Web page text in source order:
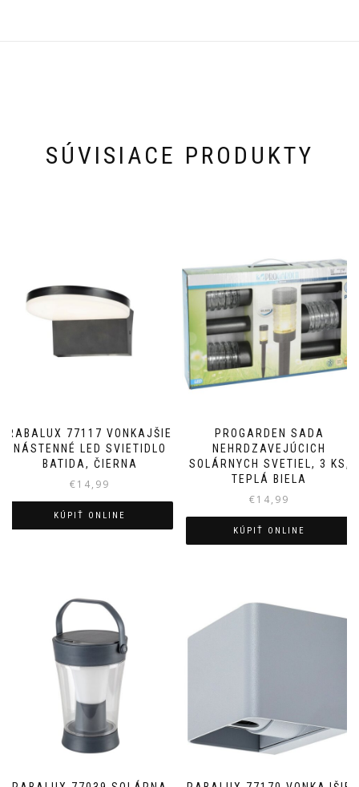
SÚVISIACE PRODUKTY
RABALUX 77117 VONKAJŠIE
NÁSTENNÉ LED SVIETIDLO
BATIDA, ČIERNA
€14,99
KÚPIŤ ONLINE
PROGARDEN SADA
NEHRDZAVEJÚCICH
SOLÁRNYCH SVETIEL, 3 KS,
TEPLÁ BIELA
€14,99
KÚPIŤ ONLINE